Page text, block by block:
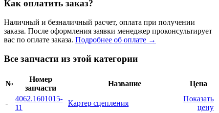
Как оплатить заказ?
Наличный и безналичный расчет, оплата при получении
заказа. После оформления заявки менеджер проконсультирует
вас по оплате заказа. Подробнее об оплате →
Все запчасти из этой категории
№
Номер
запчасти
Название Цена
-
4062.1601015-
11
Картер сцепления
Показать
цену